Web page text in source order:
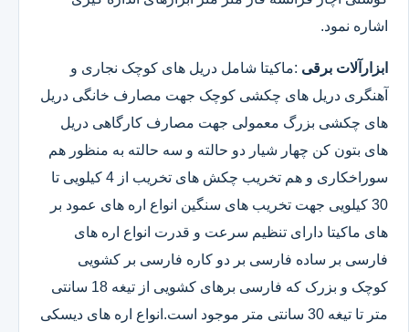
اشاره نمود.
ابزارآلات برقی :ماکیتا شامل دریل های کوچک نجاری و
آهنگری دریل های چکشی کوچک جهت مصارف خانگی دریل
های چکشی بزرگ معمولی جهت مصارف کارگاهی دریل
های بتون کن چهار شیار دو حالته و سه حالته به منظور هم
سوراخکاری و هم تخریب چکش های تخریب از 4 کیلویی تا
30 کیلویی جهت تخریب های سنگین انواع اره های عمود بر
های ماکیتا دارای تنظیم سرعت و قدرت انواع اره های
فارسی بر ساده فارسی بر دو کاره فارسی بر کشویی
کوچک و بزرک که فارسی برهای کشویی از تیغه 18 سانتی
متر تا تیغه 30 سانتی متر موجود است.انواع اره های دیسکی